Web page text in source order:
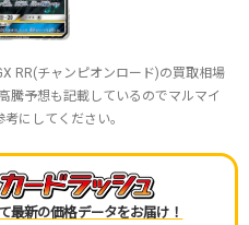
RR(チャンピオンロード)の買取相場
騰予想も記載しているのでマルマイ
にしてください。
最新の価格データをお届け！